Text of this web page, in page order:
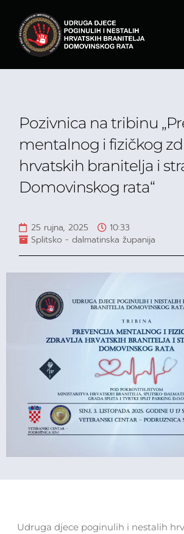
Pozivnica na tribinu
mentalnog i fizičkog
hrvatskih branitelja i
Domovinskog rata“
25 rujna, 2025
10:33
Splitsko - dalmatinska županija
Udruga djece poginulih i nestalih